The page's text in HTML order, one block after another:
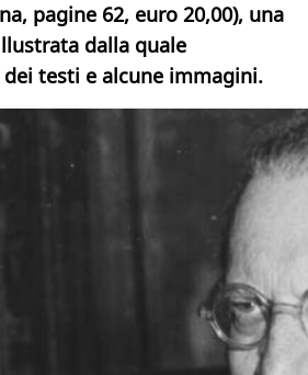
pagine 62, euro 20,00), una
dalla quale
testi e alcune immagini.